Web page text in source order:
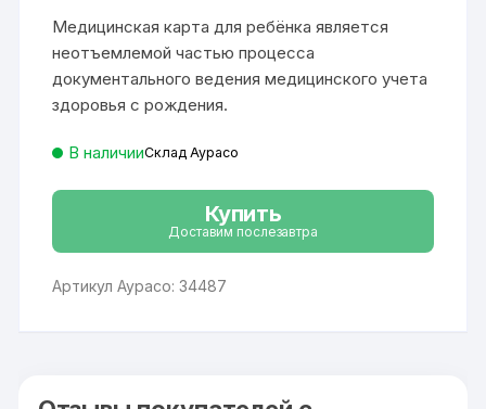
пользовател
ей
1
367 ₽.
Медицинская карта для ребёнка является
неотъемлемой частью процесса
документального ведения медицинского учета
здоровья с рождения.
В наличииСклад Аурасо
Купить
Доставим послезавтра
Артикул Аурасо: 34487